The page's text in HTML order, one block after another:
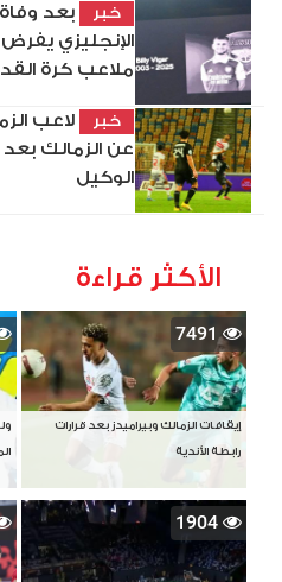
خبر
بعد
الإنجليزي
ملاعب كرة
خبر
لاعب
الوكيل
الأكثر قراءة
7491
إيقافات الزمالك وبيراميدز بعد قرارات
رابطة الأندية
1904